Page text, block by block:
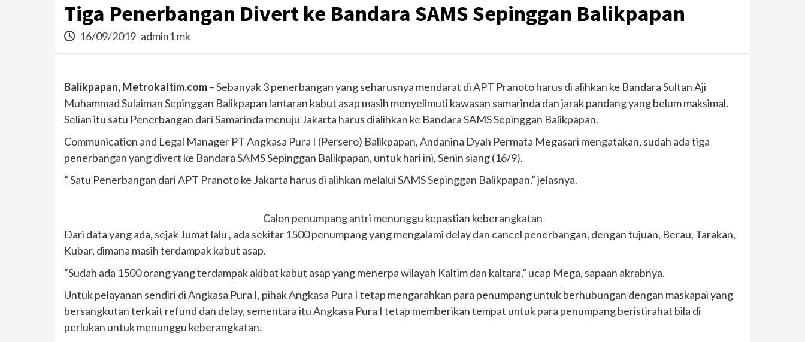
Tiga Penerbangan Divert ke Bandara SAMS Sepinggan Balikpapan
16/09/2019 admin1 mk
Balikpapan, Metrokaltim.com– Sebanyak 3 penerbangan yang seharusnya mendarat di APT Pranoto harus di alihkan ke Bandara Sultan Aji
Muhammad Sulaiman Sepinggan Balikpapan lantaran kabut asap masih menyelimuti kawasan samarinda dan jarak pandang yang belum maksimal.
Selian itu satu Penerbangan dari Samarinda menuju Jakarta harus dialihkan ke Bandara SAMS Sepinggan Balikpapan.
Communication and Legal Manager PT Angkasa Pura I (Persero) Balikpapan, Andanina Dyah Permata Megasari mengatakan, sudah ada tiga
penerbangan yang divert ke Bandara SAMS Sepinggan Balikpapan, untuk hari ini, Senin siang (16/9).
” Satu Penerbangan dari APT Pranoto ke Jakarta harus di alihkan melalui SAMS Sepinggan Balikpapan,” jelasnya.
Calon penumpang antri menunggu kepastian keberangkatan
Dari data yang ada, sejak Jumat lalu , ada sekitar 1500 penumpang yang mengalami delay dan cancel penerbangan, dengan tujuan, Berau, Tarakan,
Kubar, dimana masih terdampak kabut asap.
“Sudah ada 1500 orang yang terdampak akibat kabut asap yang menerpa wilayah Kaltim dan kaltara,” ucap Mega, sapaan akrabnya.
Untuk pelayanan sendiri di Angkasa Pura I, pihak Angkasa Pura I tetap mengarahkan para penumpang untuk berhubungan dengan maskapai yang
bersangkutan terkait refund dan delay, sementara itu Angkasa Pura I tetap memberikan tempat untuk para penumpang beristirahat bila di
perlukan untuk menunggu keberangkatan.